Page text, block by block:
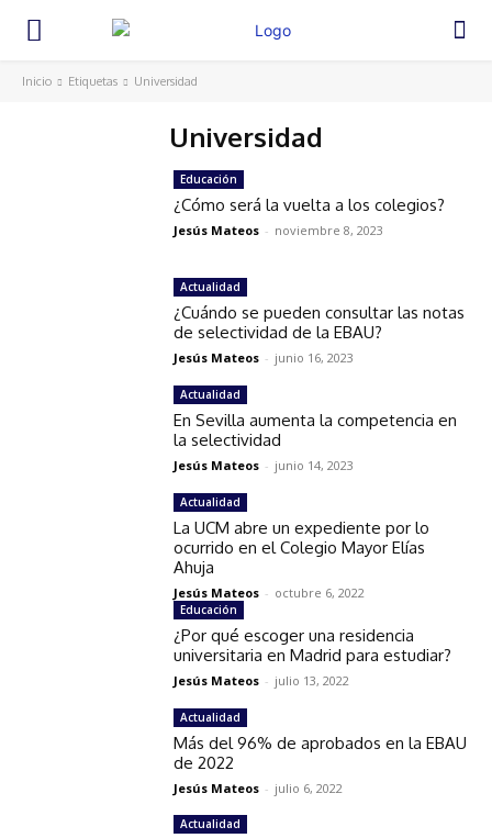
Inicio Etiquetas Universidad
Universidad
Educación
¿Cómo será la vuelta a los colegios?
Jesús Mateos - noviembre 8, 2023
Actualidad
¿Cuándo se pueden consultar las notas
de selectividad de la EBAU?
Jesús Mateos - junio 16, 2023
Actualidad
En Sevilla aumenta la competencia en
la selectividad
Jesús Mateos - junio 14, 2023
Actualidad
La UCM abre un expediente por lo
ocurrido en el Colegio Mayor Elías
Ahuja
Jesús Mateos - octubre 6, 2022
Educación
¿Por qué escoger una residencia
universitaria en Madrid para estudiar?
Jesús Mateos - julio 13, 2022
Actualidad
Más del 96% de aprobados en la EBAU
de 2022
Jesús Mateos - julio 6, 2022
Actualidad